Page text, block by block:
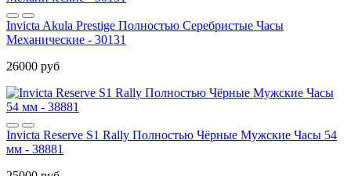
Invicta Akula Prestige Полностью Серебристые Часы
Механические - 30131
26000 руб
Invicta Reserve S1 Rally Полностью Чёрные Мужские Часы 54
мм - 38881